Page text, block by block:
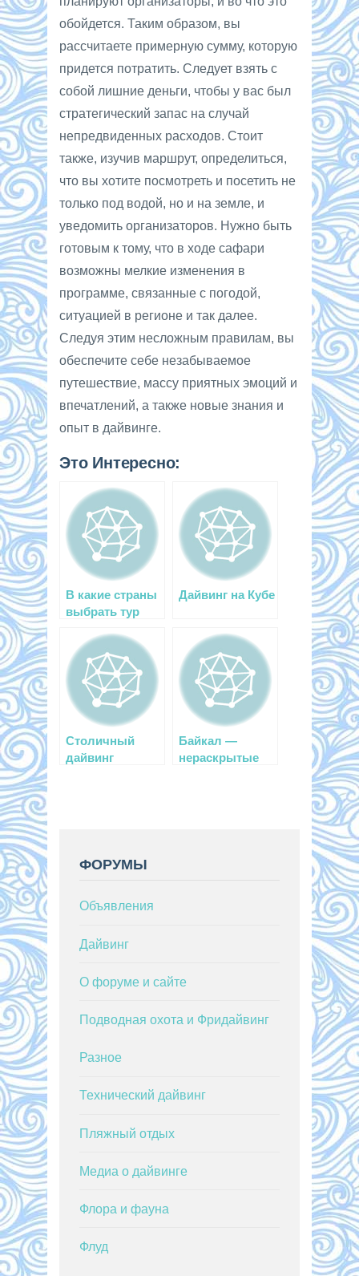
обойдется. Таким образом, вы
рассчитаете примерную сумму, которую
придется потратить. Следует взять с
собой лишние деньги, чтобы у вас был
стратегический запас на случай
непредвиденных расходов. Стоит
также, изучив маршрут, определиться,
что вы хотите посмотреть и посетить не
только под водой, но и на земле, и
уведомить организаторов. Нужно быть
готовым к тому, что в ходе сафари
возможны мелкие изменения в
программе, связанные с погодой,
ситуацией в регионе и так далее.
Следуя этим несложным правилам, вы
обеспечите себе незабываемое
путешествие, массу приятных эмоций и
впечатлений, а также новые знания и
опыт в дайвинге.
Это Интересно:
В какие страны
выбрать тур
Дайвинг на Кубе
Столичный
дайвинг
Байкал —
нераскрытые
ФОРУМЫ
Объявления
Дайвинг
О форуме и сайте
Подводная охота и Фридайвинг
Разное
Технический дайвинг
Пляжный отдых
Медиа о дайвинге
Флора и фауна
Флуд